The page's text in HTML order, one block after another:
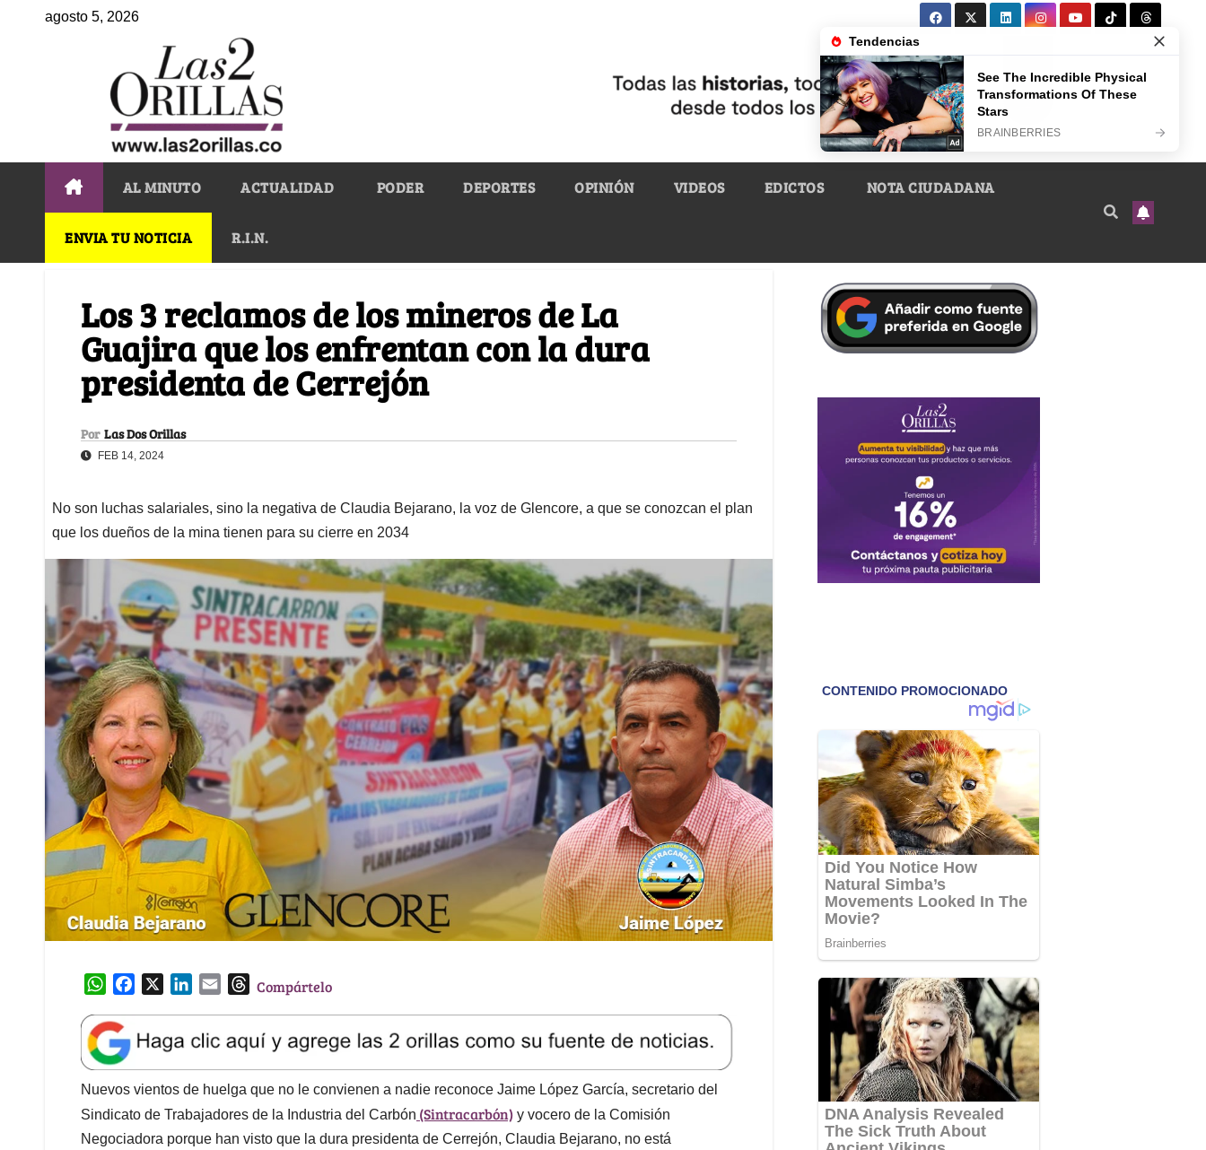
agosto 5, 2026
AL MINUTO ACTUALIDAD PODER DEPORTES OPINIÓN VIDEOS EDICTOS NOTA CIUDADANA
ENVIA TU NOTICIA R.I.N.
Los 3 reclamos de los mineros de La
Guajira que los enfrentan con la dura
presidenta de Cerrejón
Por Las Dos Orillas
FEB 14, 2024
No son luchas salariales, sino la negativa de Claudia Bejarano, la voz de Glencore, a que se conozcan el plan
que los dueños de la mina tienen para su cierre en 2034
W
a
t
s
A
p
p
e
b
o
o
k
k
e
d
I
n
l
T
e
a
d
s
Compártelo
Nuevos vientos de huelga que no le convienen a nadie reconoce Jaime López García, secretario del
Sindicato de Trabajadores de la Industria del Carbón (Sintracarbón) y vocero de la Comisión
Negociadora porque han visto que la dura presidenta de Cerrejón, Claudia Bejarano, no está